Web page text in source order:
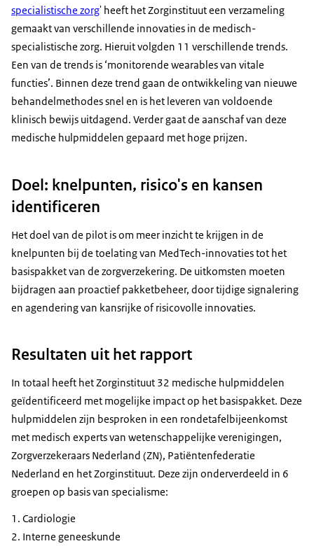
specialistische zorg' heeft het Zorginstituut een verzameling
gemaakt van verschillende innovaties in de medisch-
specialistische zorg. Hieruit volgden 11 verschillende trends.
Een van de trends is ‘monitorende wearables van vitale
functies’. Binnen deze trend gaan de ontwikkeling van nieuwe
behandelmethodes snel en is het leveren van voldoende
klinisch bewijs uitdagend. Verder gaat de aanschaf van deze
medische hulpmiddelen gepaard met hoge prijzen.
Doel: knelpunten, risico's en kansen
identificeren
Het doel van de pilot is om meer inzicht te krijgen in de
knelpunten bij de toelating van MedTech-innovaties tot het
basispakket van de zorgverzekering. De uitkomsten moeten
bijdragen aan proactief pakketbeheer, door tijdige signalering
en agendering van kansrijke of risicovolle innovaties.
Resultaten uit het rapport
In totaal heeft het Zorginstituut 32 medische hulpmiddelen
geïdentificeerd met mogelijke impact op het basispakket. Deze
hulpmiddelen zijn besproken in een rondetafelbijeenkomst
met medisch experts van wetenschappelijke verenigingen,
Zorgverzekeraars Nederland (ZN), Patiëntenfederatie
Nederland en het Zorginstituut. Deze zijn onderverdeeld in 6
groepen op basis van specialisme:
Cardiologie
Interne geneeskunde